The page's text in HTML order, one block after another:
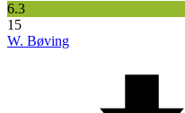
6.3
15
W. Bøving